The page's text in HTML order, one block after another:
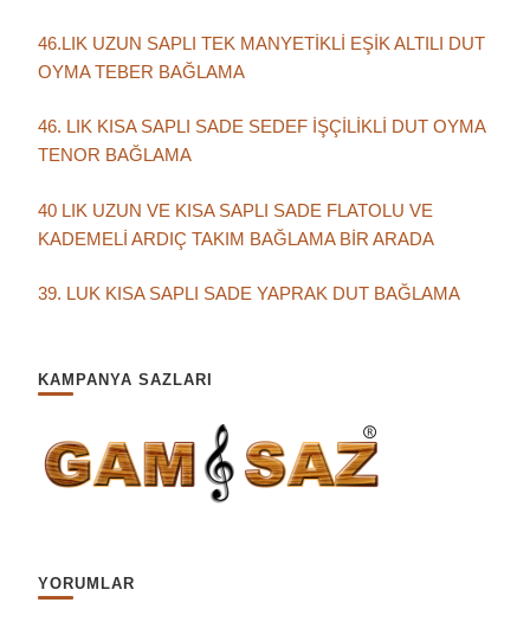
46.LIK UZUN SAPLI TEK MANYETİKLİ EŞİK ALTILI DUT
OYMA TEBER BAĞLAMA
46. LIK KISA SAPLI SADE SEDEF İŞÇİLİKLİ DUT OYMA
TENOR BAĞLAMA
40 LIK UZUN VE KISA SAPLI SADE FLATOLU VE
KADEMELİ ARDIÇ TAKIM BAĞLAMA BİR ARADA
39. LUK KISA SAPLI SADE YAPRAK DUT BAĞLAMA
KAMPANYA SAZLARI
YORUMLAR